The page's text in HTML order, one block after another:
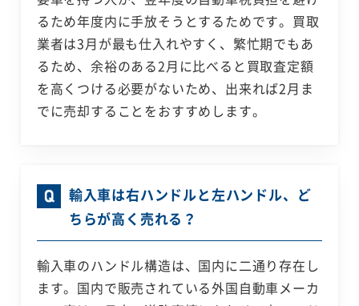
るため年度内に手放そうとするためです。買取
業者は3月が最も仕入れやすく、繁忙期でもあ
るため、余裕のある2月に比べると買取査定額
を高くつける必要がないため、出来れば2月ま
でに売却することをおすすめします。
輸入車は右ハンドルと左ハンドル、ど
ちらが高く売れる？
輸入車のハンドル構造は、国内に二通り存在し
ます。国内で販売されている外国自動車メーカ